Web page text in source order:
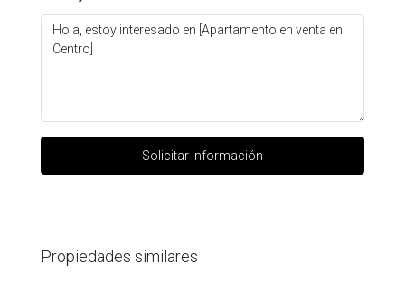
Solicitar información
Propiedades similares